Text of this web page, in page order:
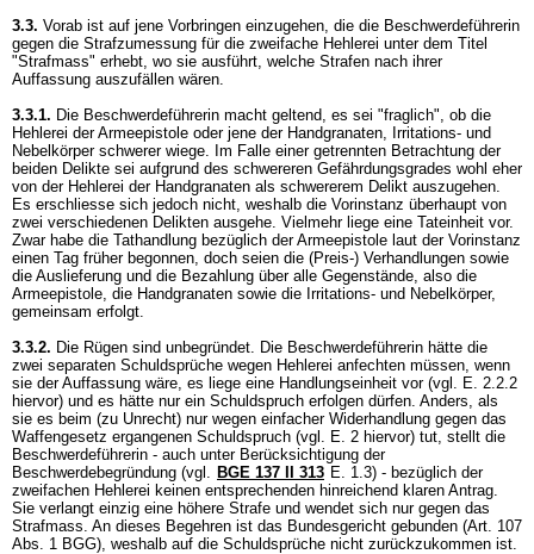
3.3. Vorab ist auf jene Vorbringen einzugehen, die die Beschwerdeführerin
gegen die Strafzumessung für die zweifache Hehlerei unter dem Titel
"Strafmass" erhebt, wo sie ausführt, welche Strafen nach ihrer
Auffassung auszufällen wären.
3.3.1. Die Beschwerdeführerin macht geltend, es sei "fraglich", ob die
Hehlerei der Armeepistole oder jene der Handgranaten, Irritations- und
Nebelkörper schwerer wiege. Im Falle einer getrennten Betrachtung der
beiden Delikte sei aufgrund des schwereren Gefährdungsgrades wohl eher
von der Hehlerei der Handgranaten als schwererem Delikt auszugehen.
Es erschliesse sich jedoch nicht, weshalb die Vorinstanz überhaupt von
zwei verschiedenen Delikten ausgehe. Vielmehr liege eine Tateinheit vor.
Zwar habe die Tathandlung bezüglich der Armeepistole laut der Vorinstanz
einen Tag früher begonnen, doch seien die (Preis-) Verhandlungen sowie
die Auslieferung und die Bezahlung über alle Gegenstände, also die
Armeepistole, die Handgranaten sowie die Irritations- und Nebelkörper,
gemeinsam erfolgt.
3.3.2. Die Rügen sind unbegründet. Die Beschwerdeführerin hätte die
zwei separaten Schuldsprüche wegen Hehlerei anfechten müssen, wenn
sie der Auffassung wäre, es liege eine Handlungseinheit vor (vgl. E. 2.2.2
hiervor) und es hätte nur ein Schuldspruch erfolgen dürfen. Anders, als
sie es beim (zu Unrecht) nur wegen einfacher Widerhandlung gegen das
Waffengesetz ergangenen Schuldspruch (vgl. E. 2 hiervor) tut, stellt die
Beschwerdeführerin - auch unter Berücksichtigung der
Beschwerdebegründung (vgl. BGE 137 II 313 E. 1.3) - bezüglich der
zweifachen Hehlerei keinen entsprechenden hinreichend klaren Antrag.
Sie verlangt einzig eine höhere Strafe und wendet sich nur gegen das
Strafmass. An dieses Begehren ist das Bundesgericht gebunden (Art. 107
Abs. 1 BGG), weshalb auf die Schuldsprüche nicht zurückzukommen ist.